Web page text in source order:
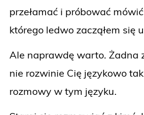
przełamać i próbować
którego ledwo zacząłem się
Ale naprawdę warto. Żadna
nie rozwinie Cię językowo
rozmowy w tym języku.